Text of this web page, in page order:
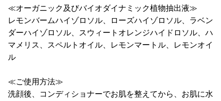
≪オーガニック及びバイオダイナミック植物抽出液≫
レモンバームハイゾロソル、ローズハイゾロソル、ラベン
ダーハイゾロソル、スウィートオレンジハイドロソル、ハ
マメリス、スペルトオイル、レモンマートル、レモンオイ
ル
≪ご使用方法≫
洗顔後、コンディショナーでお肌を整えてから、お肌に水